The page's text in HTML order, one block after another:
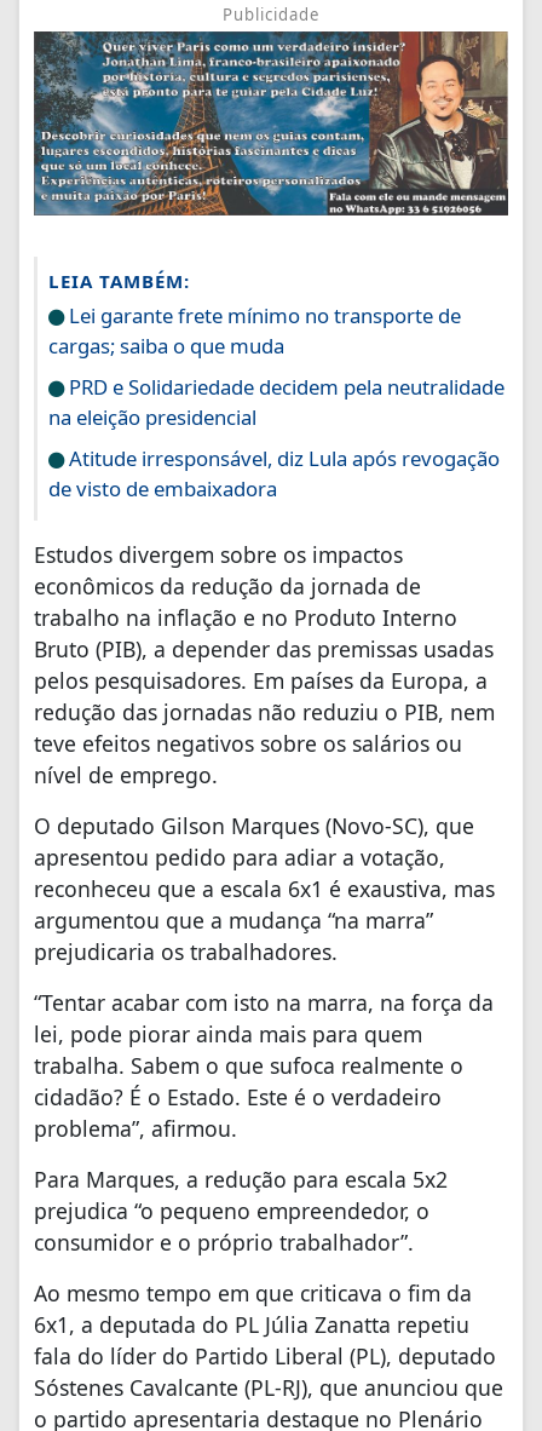
Publicidade
LEIA TAMBÉM:
Lei garante frete mínimo no transporte de
cargas; saiba o que muda
PRD e Solidariedade decidem pela neutralidade
na eleição presidencial
Atitude irresponsável, diz Lula após revogação
de visto de embaixadora
Estudos divergem sobre os impactos
econômicos da redução da jornada de
trabalho na inflação e no Produto Interno
Bruto (PIB), a depender das premissas usadas
pelos pesquisadores. Em países da Europa, a
redução das jornadas não reduziu o PIB, nem
teve efeitos negativos sobre os salários ou
nível de emprego.
O deputado Gilson Marques (Novo-SC), que
apresentou pedido para adiar a votação,
reconheceu que a escala 6x1 é exaustiva, mas
argumentou que a mudança “na marra”
prejudicaria os trabalhadores.
“Tentar acabar com isto na marra, na força da
lei, pode piorar ainda mais para quem
trabalha. Sabem o que sufoca realmente o
cidadão? É o Estado. Este é o verdadeiro
problema”, afirmou.
Para Marques, a redução para escala 5x2
prejudica “o pequeno empreendedor, o
consumidor e o próprio trabalhador”.
Ao mesmo tempo em que criticava o fim da
6x1, a deputada do PL Júlia Zanatta repetiu
fala do líder do Partido Liberal (PL), deputado
Sóstenes Cavalcante (PL-RJ), que anunciou que
o partido apresentaria destaque no Plenário